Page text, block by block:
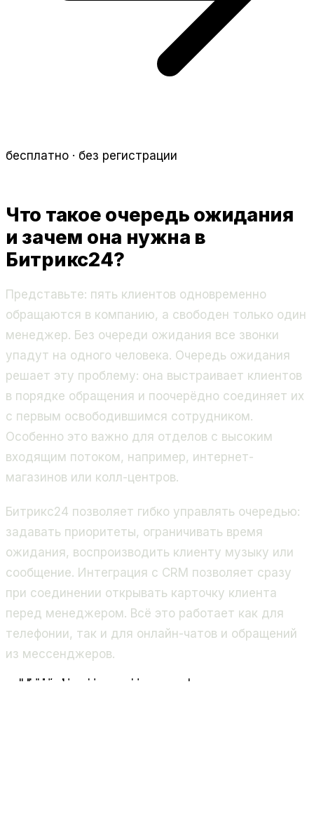
бесплатно · без регистрации
Что такое очередь ожидания
и зачем она нужна в
Битрикс24?
Представьте: пять клиентов одновременно
обращаются в компанию, а свободен только один
менеджер. Без очереди ожидания все звонки
упадут на одного человека. Очередь ожидания
решает эту проблему: она выстраивает клиентов
в порядке обращения и поочерёдно соединяет их
с первым освободившимся сотрудником.
Особенно это важно для отделов с высоким
входящим потоком, например, интернет-
магазинов или колл-центров.
Битрикс24 позволяет гибко управлять очередью:
задавать приоритеты, ограничивать время
ожидания, воспроизводить клиенту музыку или
сообщение. Интеграция с CRM позволяет сразу
при соединении открывать карточку клиента
перед менеджером. Всё это работает как для
телефонии, так и для онлайн-чатов и обращений
из мессенджеров.